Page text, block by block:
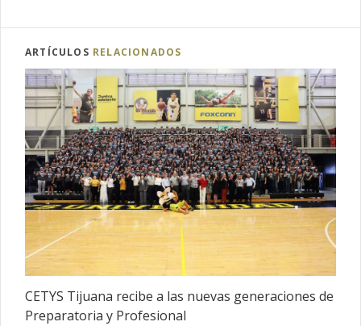
ARTÍCULOS RELACIONADOS
CETYS Tijuana recibe a las nuevas generaciones de
Preparatoria y Profesional